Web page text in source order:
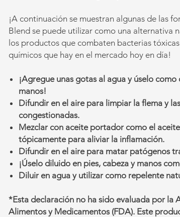
¡A continuación se muestran algunas de las
Blend se puede utilizar como una alternativa
los productos que combaten bacterias
químicos que hay en el mercado hoy en día!
¡Agregue unas gotas al agua y úselo
manos!
Difundir en el aire para limpiar la flema y
congestionadas.
Mezclar con aceite portador como el
tópicamente para aliviar la inflamación.
Difundir en el aire para matar patógenos
¡Úselo diluido en pies, cabeza y manos
Diluir en agua y utilizar como repelente
*Esta declaración no ha sido evaluada por la
Alimentos y Medicamentos (FDA). Este